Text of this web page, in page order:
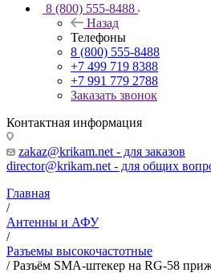
8 (800) 555-8488
Назад
Телефоны
8 (800) 555-8488
+7 499 719 8388
+7 991 779 2788
Заказать звонок
Контактная информация
zakaz@krikam.net - для заказов
director@krikam.net - для общих
Главная
/
Антенны и АФУ
/
Разъемы высокочастотные
/Разъём SMA-штекер на RG-58